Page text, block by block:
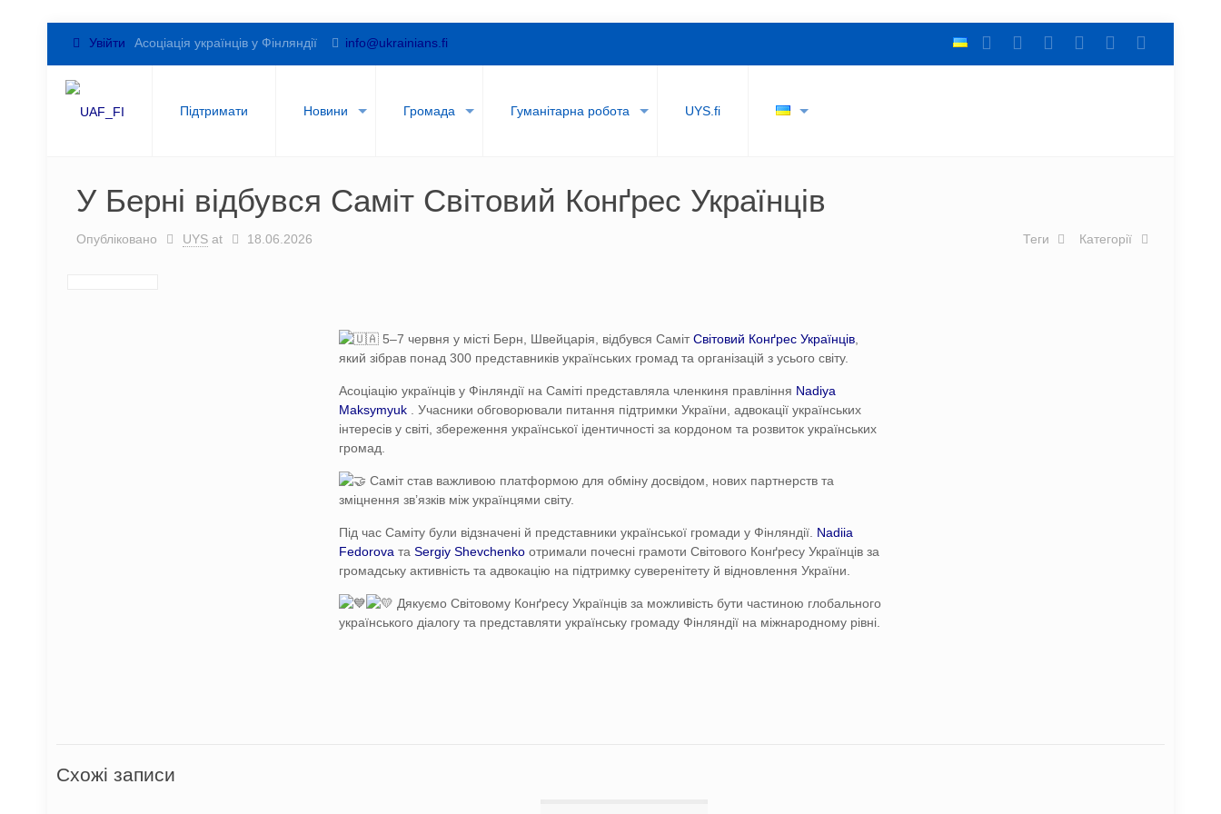
Увійти Асоціація українців у Фінляндії info@ukrainians.fi
Підтримати Новини Громада Гуманітарна робота UYS.fi
У Берні відбувся Саміт Свiтовий Конґрес Українців
Опубліковано UYS at 18.06.2026 Категорії
Теги
5–7 червня у місті Берн, Швейцарія, відбувся СамітСвiтовий Конґрес Українців
який зібрав понад 300 представників українських громад та організацій з усього світу.
Асоціацію українців у Фінляндії на Саміті представляла членкиня правління Nadiya
Maksymyuk . Учасники обговорювали питання підтримки України, адвокації українських
інтересів у світі, збереження української ідентичності за кордоном та розвиток українських
громад.
Саміт став важливою платформою для обміну досвідом, нових партнерств та
зміцнення зв’язків між українцями світу.
Під час Саміту були відзначені й представники української громади у Фінляндії. Nadiia
Fedorova таSergiy Shevchenko отримали почесні грамоти Світового Конґресу Українців за
громадську активність та адвокацію на підтримку суверенітету й відновлення України.
Дякуємо Світовому Конґресу Українців за можливість бути частиною глобального
українського діалогу та представляти українську громаду Фінляндії на міжнародному рівні.
Схожі записи